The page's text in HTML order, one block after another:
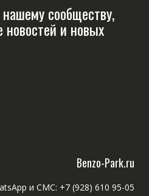
сообществу,
и новых
Benzo-Park.ru
и СМС: +7 (928) 610 95-05